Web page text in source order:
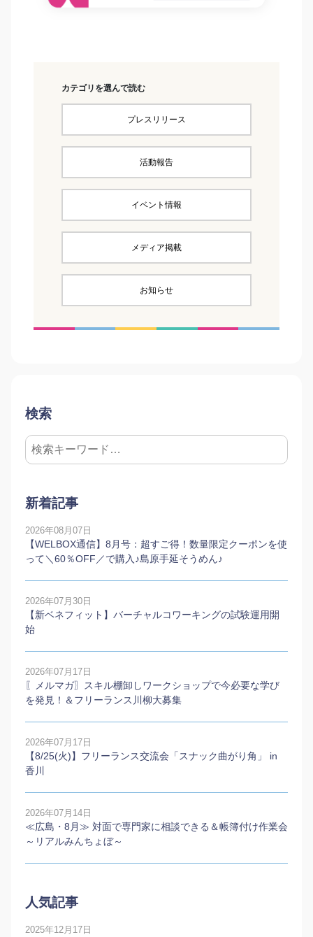
カテゴリを選んで読む
プレスリリース
活動報告
イベント情報
メディア掲載
お知らせ
検索
新着記事
2026年08月07日
【WELBOX通信】8月号：超すご得！数量限定クーポンを使
って＼60％OFF／で購入♪島原手延そうめん♪
2026年07月30日
【新ベネフィット】バーチャルコワーキングの試験運用開
始
2026年07月17日
〖メルマガ〗スキル棚卸しワークショップで今必要な学び
を発見！＆フリーランス川柳大募集
2026年07月17日
【8/25(火)】フリーランス交流会「スナック曲がり角」 in
香川
2026年07月14日
≪広島・8月≫ 対面で専門家に相談できる＆帳簿付け作業会
～リアルみんちょぼ～
人気記事
2025年12月17日